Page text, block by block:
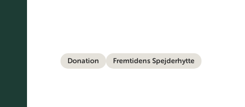
Donation Fremtidens Spejderhytte